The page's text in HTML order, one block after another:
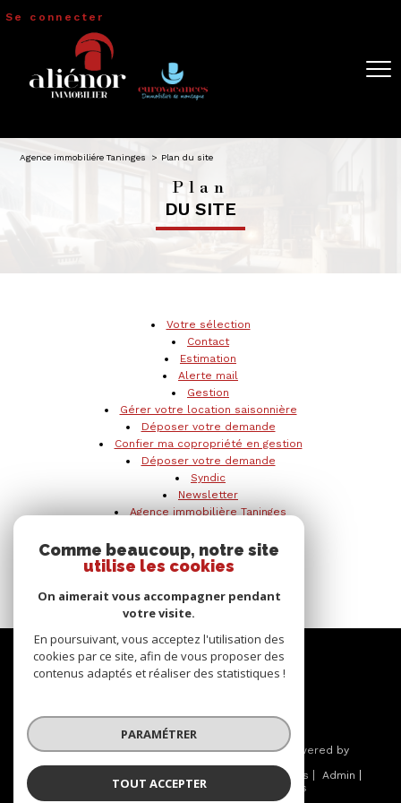
Se connecter
Espace
propriétaire
copropriétaire
Agence immobiliére Taninges Plan du site
Plan
DU SITE
Votre sélection
Contact
Estimation
Alerte mail
Gestion
Gérer votre location saisonnière
Déposer votre demande
Confier ma copropriété en gestion
Déposer votre demande
Syndic
Newsletter
Agence immobilière Taninges
Annonces de ventes immobilières
Toutes nos locations saisonnières
Programmes neufs
Nos liens
Se
CONNECTER
espace propriétaire
© 2026 | Tous droits réservés | Traduction powered by
Google |
Mentions légales
Admin
Partenaires
Politique RGPD Cookies
Comme beaucoup, notre site
utilise les cookies
On aimerait vous accompagner pendant
votre visite.
En poursuivant, vous acceptez l'utilisation des
cookies par ce site, afin de vous proposer des
contenus adaptés et réaliser des statistiques !
PARAMÉTRER
TOUT ACCEPTER